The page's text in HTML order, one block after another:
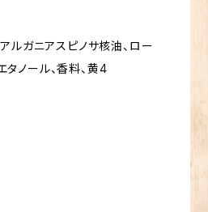
ルガニアスピノサ核油、ロー
タノール、香料、黄4